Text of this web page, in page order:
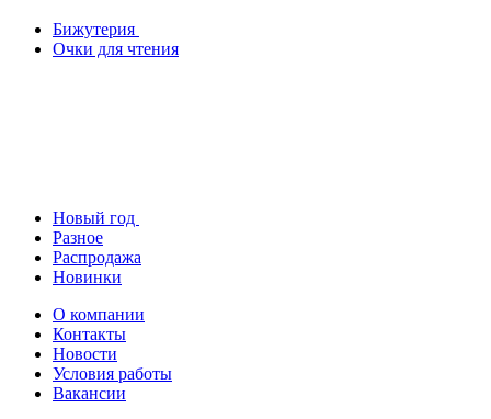
Бижутерия
Очки для чтения
Новый год
Разное
Распродажа
Новинки
О компании
Контакты
Новости
Условия работы
Вакансии